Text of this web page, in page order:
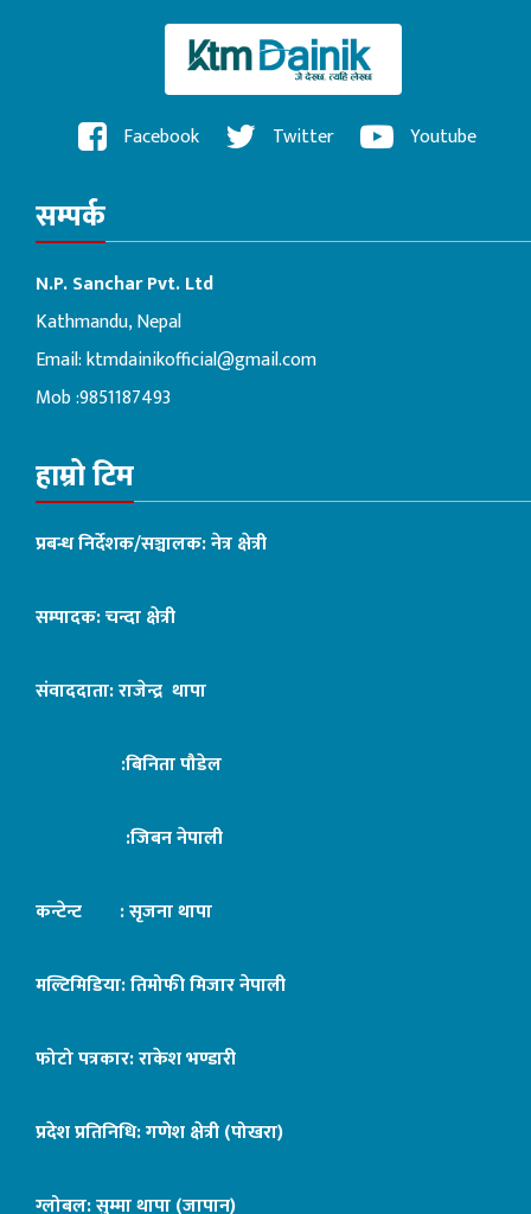
Facebook Twitter Youtube
सम्पर्क
N.P. Sanchar Pvt. Ltd
Kathmandu, Nepal
Email:ktmdainikofficial@gmail.com
Mob :9851187493
हाम्रो टिम
प्रबन्ध निर्देशक/सञ्चालक: नेत्र क्षेत्री
सम्पादक: चन्दा क्षेत्री
संवाददाता: राजेन्द्र थापा
:बिनिता पौडेल
:जिबन नेपाली
कन्टेन्ट : सृजना थापा
मल्टिमिडिया: तिमोफी मिजार नेपाली
फोटो पत्रकार: राकेश भण्डारी
प्रदेश प्रतिनिधि: गणेश क्षेत्री (पोखरा)
ग्लोबल: सुम्मा थापा (जापान)